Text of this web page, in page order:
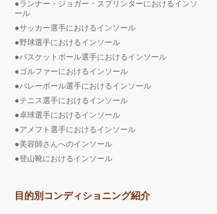
●ランナー・ジョガー・スプリンターにおけるインソ
ール
●サッカー選手におけるインソール
●野球選手におけるインソール
●バスケットボール選手におけるインソール
●ゴルファーにおけるインソール
●バレーボール選手におけるインソール
●テニス選手におけるインソール
●卓球選手におけるインソール
●アメフト選手におけるインソール
●美容師さんへのインソール
●登山靴におけるインソール
目的別コンディショニング紹介